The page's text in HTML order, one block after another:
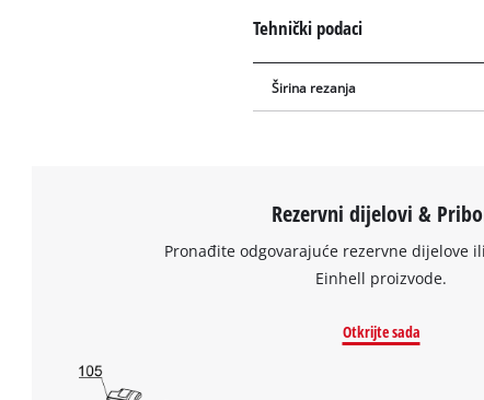
Tehnički podaci
Širina rezanja
Rezervni dijelovi &
Pronađite odgovarajuće rezervne dijelove
Einhell proizvode.
Otkrijte sada